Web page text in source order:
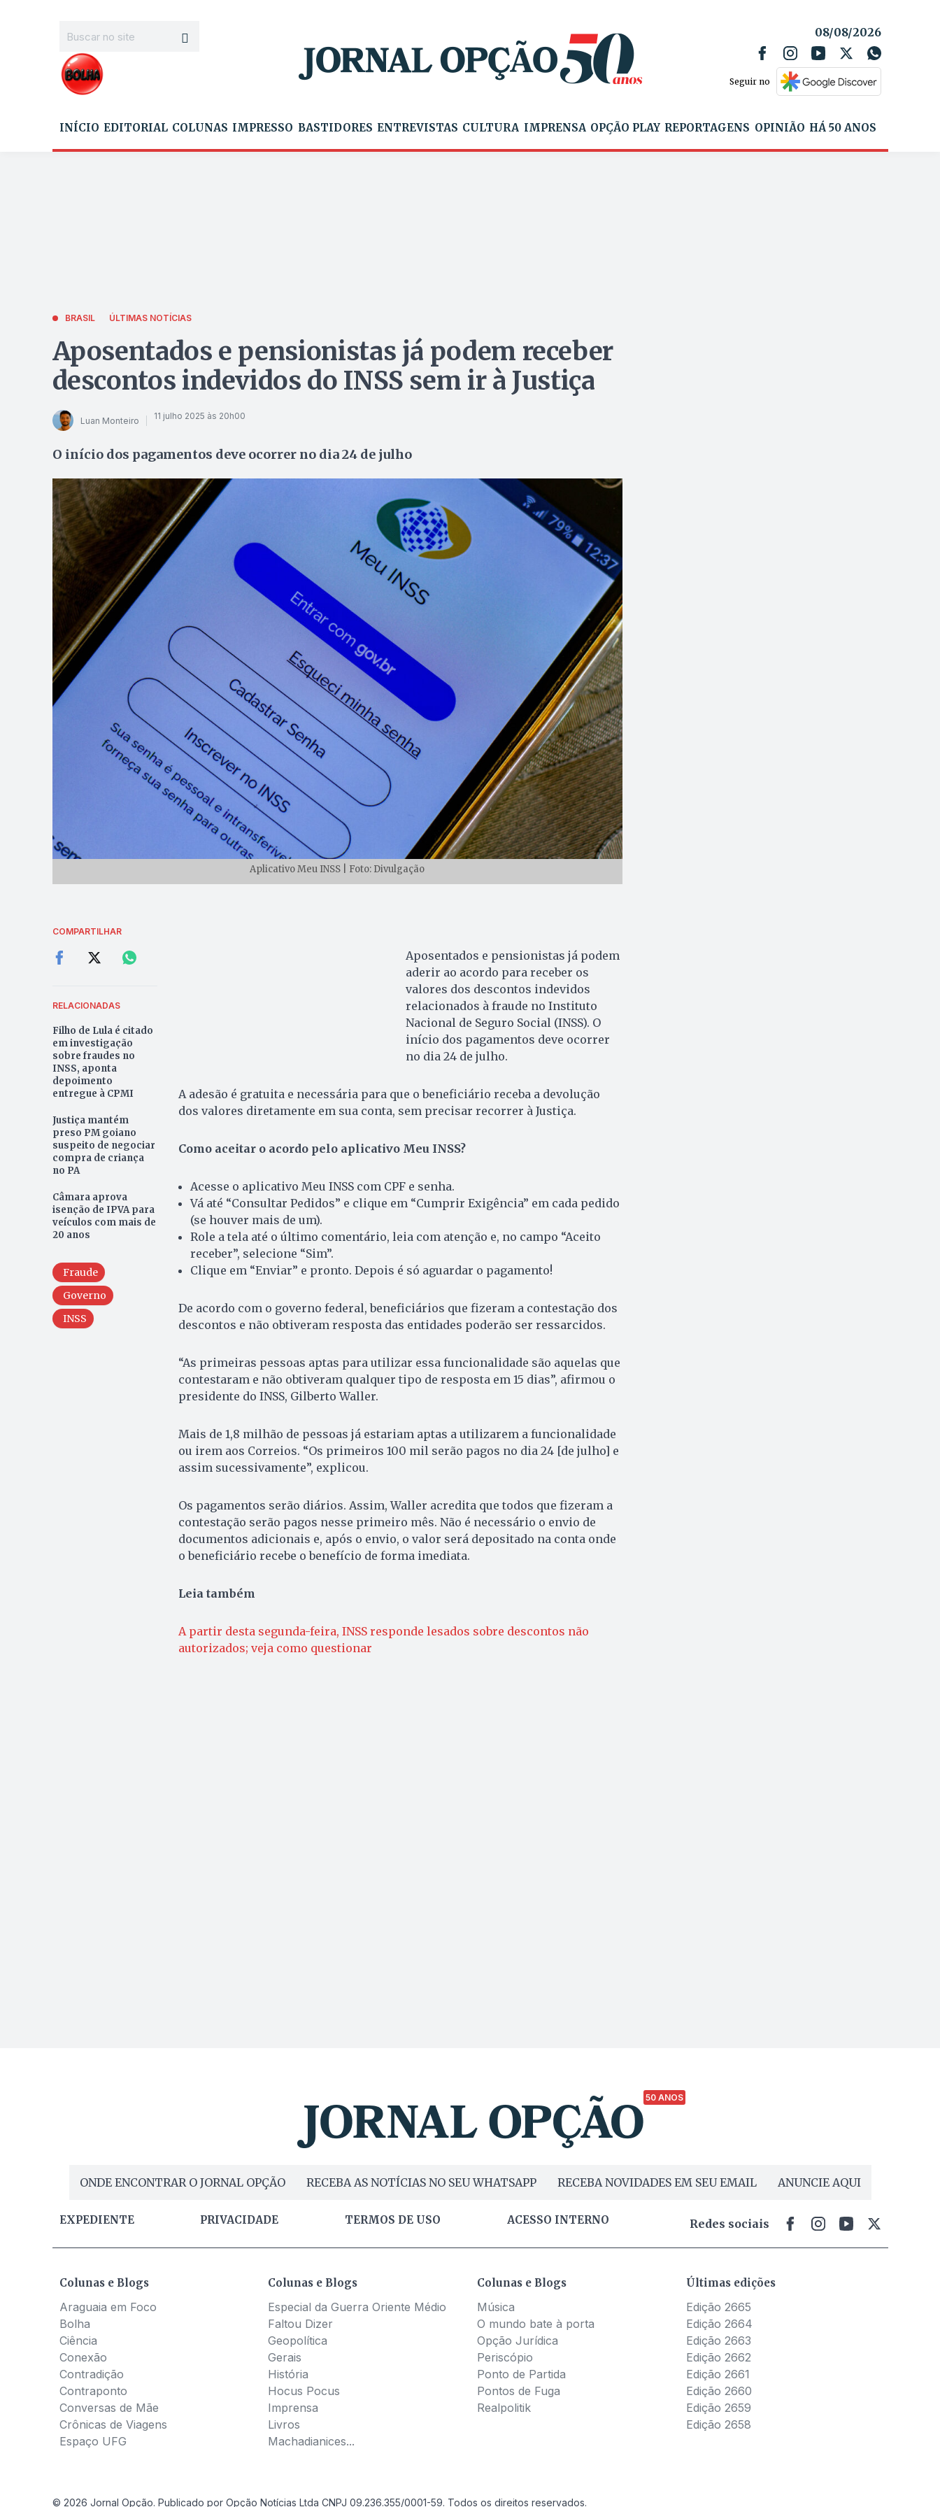
08/08/2026
Seguir no
INÍCIO EDITORIAL COLUNAS IMPRESSO BASTIDORES ENTREVISTAS CULTURA IMPRENSA OPÇÃO PLAY REPORTAGENS OPINIÃO HÁ 50 ANOS
BRASIL ÚLTIMAS NOTÍCIAS
Aposentados e pensionistas já podem receber
descontos indevidos do INSS sem ir à Justiça
Luan Monteiro 11 julho 2025 às 20h00
O início dos pagamentos deve ocorrer no dia 24 de julho
Aplicativo Meu INSS | Foto: Divulgação
COMPARTILHAR
RELACIONADAS
Filho de Lula é citado
em investigação
sobre fraudes no
INSS, aponta
depoimento
entregue à CPMI
Justiça mantém
preso PM goiano
suspeito de negociar
compra de criança
no PA
Câmara aprova
isenção de IPVA para
veículos com mais de
20 anos
Fraude
Governo
INSS
Aposentados e pensionistas já podem
aderir ao acordo para receber os
valores dos descontos indevidos
relacionados à fraude no Instituto
Nacional de Seguro Social (INSS). O
início dos pagamentos deve ocorrer
no dia 24 de julho.
A adesão é gratuita e necessária para que o beneficiário receba a devolução
dos valores diretamente em sua conta, sem precisar recorrer à Justiça.
Como aceitar o acordo pelo aplicativo Meu INSS?
Acesse o aplicativo Meu INSS com CPF e senha.
Vá até “Consultar Pedidos” e clique em “Cumprir Exigência” em cada pedido
(se houver mais de um).
Role a tela até o último comentário, leia com atenção e, no campo “Aceito
receber”, selecione “Sim”.
Clique em “Enviar” e pronto. Depois é só aguardar o pagamento!
De acordo com o governo federal, beneficiários que fizeram a contestação dos
descontos e não obtiveram resposta das entidades poderão ser ressarcidos.
“As primeiras pessoas aptas para utilizar essa funcionalidade são aquelas que
contestaram e não obtiveram qualquer tipo de resposta em 15 dias”, afirmou o
presidente do INSS, Gilberto Waller.
Mais de 1,8 milhão de pessoas já estariam aptas a utilizarem a funcionalidade
ou irem aos Correios. “Os primeiros 100 mil serão pagos no dia 24 [de julho] e
assim sucessivamente”, explicou.
Os pagamentos serão diários. Assim, Waller acredita que todos que fizeram a
contestação serão pagos nesse primeiro mês. Não é necessário o envio de
documentos adicionais e, após o envio, o valor será depositado na conta onde
o beneficiário recebe o benefício de forma imediata.
Leia também
A partir desta segunda-feira, INSS responde lesados sobre descontos não
autorizados; veja como questionar
50 ANOS
ONDE ENCONTRAR O JORNAL OPÇÃO RECEBA AS NOTÍCIAS NO SEU WHATSAPP RECEBA NOVIDADES EM SEU EMAIL ANUNCIE AQUI
EXPEDIENTE PRIVACIDADE TERMOS DE USO ACESSO INTERNO Redes sociais
Colunas e Blogs
Araguaia em Foco
Bolha
Ciência
Conexão
Contradição
Contraponto
Conversas de Mãe
Crônicas de Viagens
Espaço UFG
Colunas e Blogs
Especial da Guerra Oriente Médio
Faltou Dizer
Geopolítica
Gerais
História
Hocus Pocus
Imprensa
Livros
Machadianices...
Colunas e Blogs
Música
O mundo bate à porta
Opção Jurídica
Periscópio
Ponto de Partida
Pontos de Fuga
Realpolitik
Últimas edições
Edição 2665
Edição 2664
Edição 2663
Edição 2662
Edição 2661
Edição 2660
Edição 2659
Edição 2658
© 2026 Jornal Opção. Publicado por Opção Notícias Ltda CNPJ 09.236.355/0001-59. Todos os direitos reservados.